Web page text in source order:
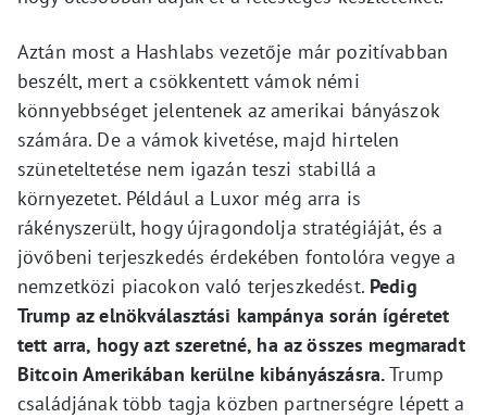
Aztán most a Hashlabs vezetője már pozitívabban
beszélt, mert a csökkentett vámok némi
könnyebbséget jelentenek az amerikai bányászok
számára. De a vámok kivetése, majd hirtelen
szüneteltetése nem igazán teszi stabillá a
környezetet. Például a Luxor még arra is
rákényszerült, hogy újragondolja stratégiáját, és a
jövőbeni terjeszkedés érdekében fontolóra vegye a
nemzetközi piacokon való terjeszkedést. Pedig
Trump az elnökválasztási kampánya során ígéretet
tett arra, hogy azt szeretné, ha az összes megmaradt
Bitcoin Amerikában kerülne kibányászásra.Trump
családjának több tagja közben partnerségre lépett a